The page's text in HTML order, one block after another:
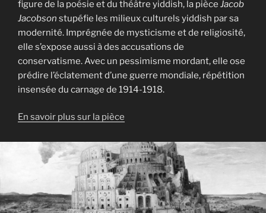
figure de la poésie et du théâtre yiddish, la pièce Jacob
Jacobson stupéfie les milieux culturels yiddish par sa
modernité. Imprégnée de mysticisme et de religiosité,
elle s’expose aussi à des accusations de
conservatisme. Avec un pessimisme mordant, elle ose
prédire l’éclatement d’une guerre mondiale, répétition
insensée du carnage de 1914-1918.
En savoir plus sur la pièce